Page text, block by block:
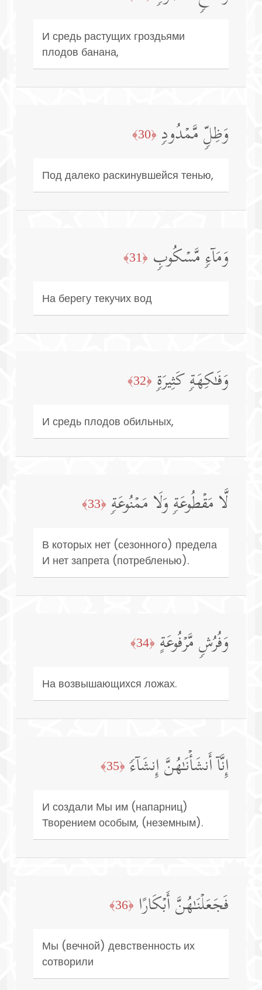
И средь растущих гроздьями
плодов банана,
وَظِلࣲّ مَّمۡدُودࣲ ﴿30﴾
Под далеко раскинувшейся тенью,
وَمَاۤءࣲ مَّسۡكُوبࣲ ﴿31﴾
На берегу текучих вод
وَفَـٰكِهَةࣲ كَثِیرَةࣲ ﴿32﴾
И средь плодов обильных,
لَّا مَقۡطُوعَةࣲ وَلَا مَمۡنُوعَةࣲ ﴿33﴾
В которых нет (сезонного) предела
И нет запрета (потребленью).
وَفُرُشࣲ مَّرۡفُوعَةٍ ﴿34﴾
На возвышающихся ложах.
إِنَّاۤ أَنشَأۡنَـٰهُنَّ إِنشَاۤءࣰ ﴿35﴾
И создали Мы им (напарниц)
Творением особым, (неземным).
فَجَعَلۡنَـٰهُنَّ أَبۡكَارًا ﴿36﴾
Мы (вечной) девственность их
сотворили